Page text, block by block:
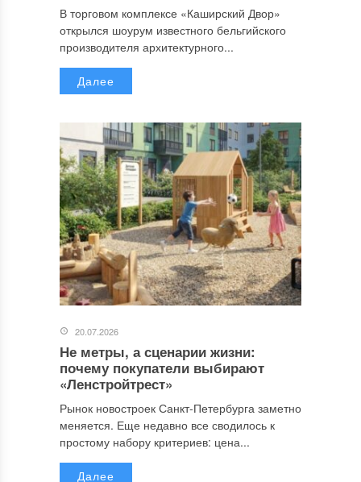
В торговом комплексе «Каширский Двор»
открылся шоурум известного бельгийского
производителя архитектурного...
Далее
20.07.2026
Не метры, а сценарии жизни:
почему покупатели выбирают
«Ленстройтрест»
Рынок новостроек Санкт-Петербурга заметно
меняется. Еще недавно все сводилось к
простому набору критериев: цена...
Далее